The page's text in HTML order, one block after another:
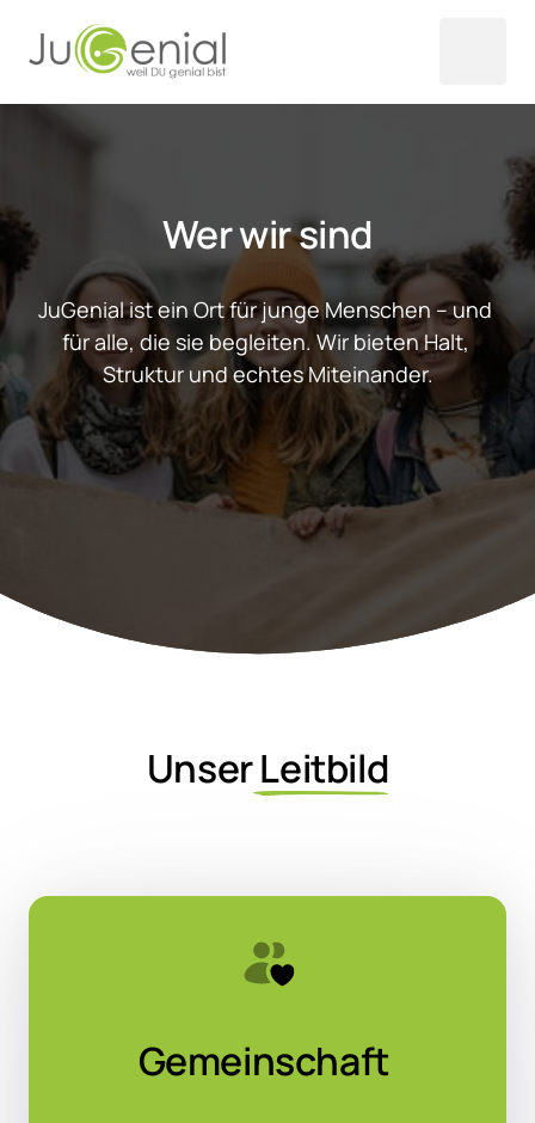
Wer wir sind
JuGenial ist ein Ort für junge Menschen – und
für alle, die sie begleiten. Wir bieten Halt,
Struktur und echtes Miteinander.
UnserLeitbild
Gemeinschaft